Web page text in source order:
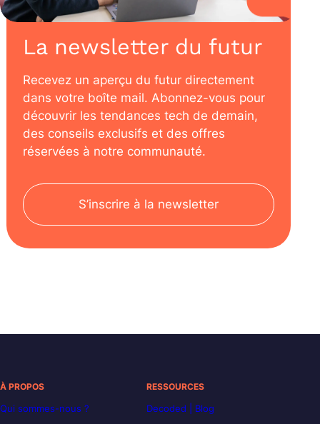
La newsletter du futur
Recevez un aperçu du futur directement
dans votre boîte mail. Abonnez-vous pour
découvrir les tendances tech de demain,
des conseils exclusifs et des offres
réservées à notre communauté.
S’inscrire à la newsletter
À PROPOS
Qui sommes-nous ?
RESSOURCES
Decoded | Blog